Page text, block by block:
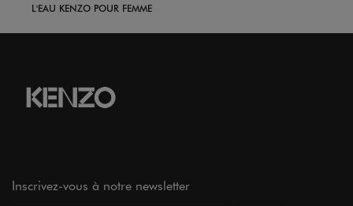
L'EAU KENZO POUR FEMME
Inscrivez-vous à notre newsletter